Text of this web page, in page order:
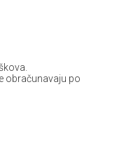
obračunavaju po